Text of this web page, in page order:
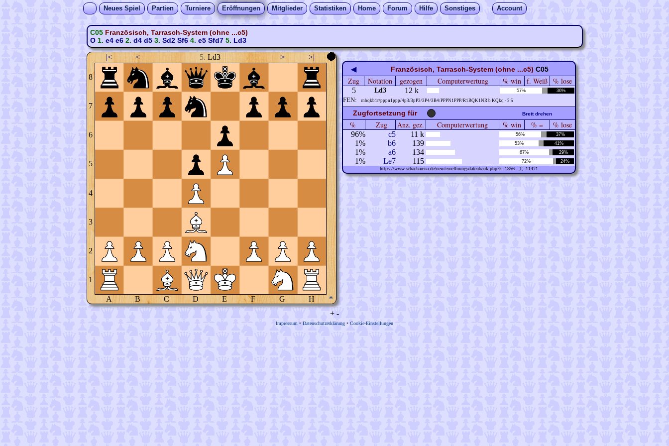
Neues Spiel Partien Turniere Eröffnungen Mitglieder Statistiken Home Forum Hilfe Sonstiges Account
C05 Französisch, Tarrasch-System (ohne ...c5)
O1. e4 e62. d4 d53. Sd2 Sf64. e5 Sfd75. Ld3
|< < 5. Ld3 > >|
8
7
6
5
4
3
2
1
A B C D E F G H *
◀ Französisch, Tarrasch-System (ohne ...c5) C05
Zug Notation gezogen Computerwertung % win f. Weiß % lose
5 Ld3 12 k 57% 36%
FEN: rnbqkb1r/pppn1ppp/4p3/3pP3/3P4/3B4/PPPN1PPP/R1BQK1NR b KQkq - 2 5
Zugfortsetzung für Brett drehen
% Zug Anz. gez. Computerwertung % win % = % lose
96% c5 11 k 56% 37%
1% b6 139 53% 41%
1% a6 134 67% 29%
1% Le7 115 72% 24%
https://www.schacharena.de/new/eroeffnungsdatenbank.php?k=1856 ∑=11471
+ -
Impressum • Datenschutzerklärung • Cookie-Einstellungen